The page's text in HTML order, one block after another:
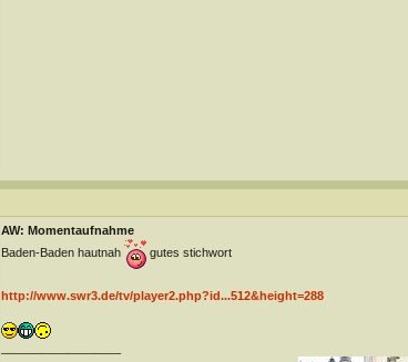
AW: Momentaufnahme
Baden-Baden hautnah
gutes stichwort
http://www.swr3.de/tv/player2.php?id...512&height=288